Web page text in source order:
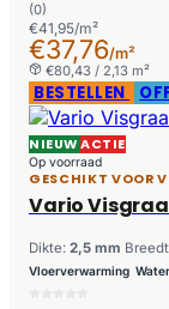
(0)
€41,95/m²
€37,76/m²
€80,43 / 2,13 m²
BESTELLEN
NIEUWACTIE
Op voorraad
GESCHIKT VOOR
Vario
Dikte: 2,5 mm
Vloerverwarming